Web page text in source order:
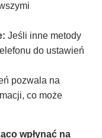
Jeśli inne metody
do ustawień
pozwala na
co może
wpłynąć na